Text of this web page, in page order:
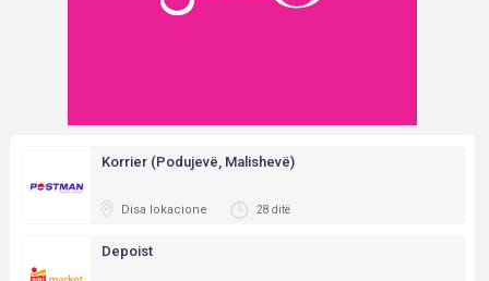
Korrier (Podujevë, Malishevë)
Disa lokacione 28 ditë
Depoist